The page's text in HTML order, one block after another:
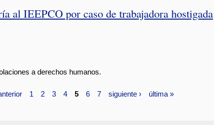
al IEEPCO por caso de trabajadora hostigada
a derechos humanos.
1 2 3 4 5 6 7 siguiente › última »